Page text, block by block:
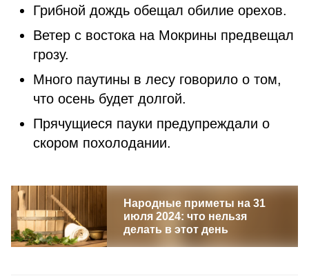
Грибной дождь обещал обилие орехов.
Ветер с востока на Мокрины предвещал
грозу.
Много паутины в лесу говорило о том,
что осень будет долгой.
Прячущиеся пауки предупреждали о
скором похолодании.
Народные приметы на 31
июля 2024: что нельзя
делать в этот день